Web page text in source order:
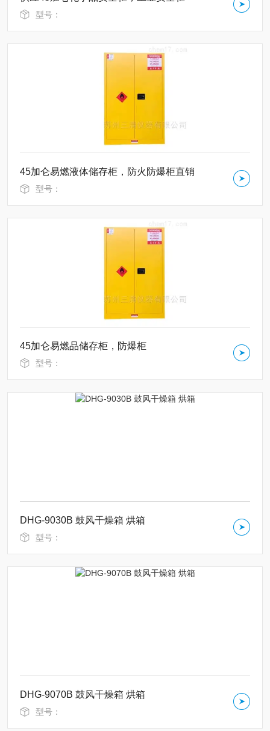
型号：
45加仑易燃液体储存柜，防火防爆柜直销
型号：
45加仑易燃品储存柜，防爆柜
型号：
DHG-9030B 鼓风干燥箱 烘箱
型号：
DHG-9070B 鼓风干燥箱 烘箱
型号：